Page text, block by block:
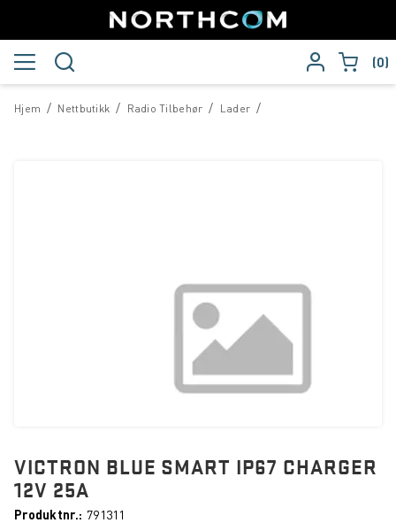
0
/
Hjem /
Nettbutikk /
Radio Tilbehør /
Lader
VICTRON BLUE SMART IP67 CHARGER
12V 25A
Produktnr.
791311